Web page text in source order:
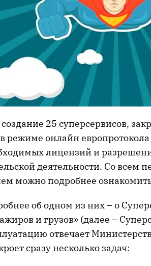
создание 25 суперсервисов,
в режиме онлайн
лицензий и
деятельности. Со всем
можно подробнее
об одном из них – о
и грузов» (далее –
отвечает
сразу несколько задач: